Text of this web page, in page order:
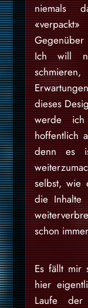
niemals
Ich will
dieses
werde ich
hoffentlich
denn es
selbst, wie
die Inhalte
schon
Es fällt mir
hier
Laufe der